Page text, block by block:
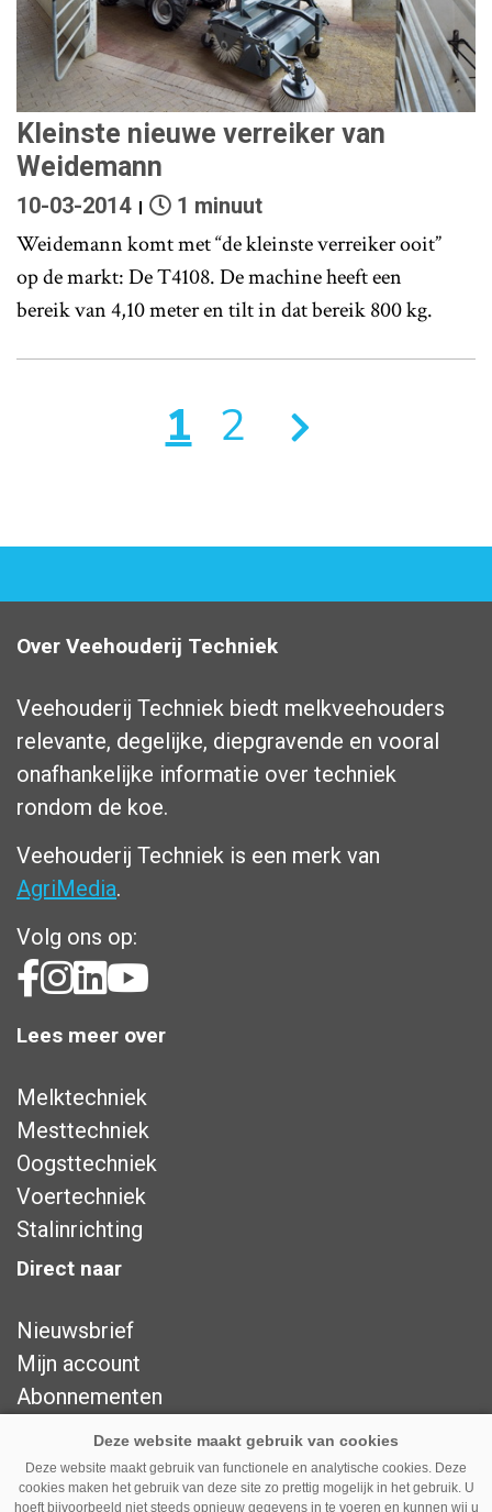
Kleinste nieuwe verreiker van
Weidemann
10-03-2014 1 minuut
Weidemann komt met “de kleinste verreiker ooit”
op de markt: De T4108. De machine heeft een
bereik van 4,10 meter en tilt in dat bereik 800 kg.
1 2
Over Veehouderij Techniek
Veehouderij Techniek biedt melkveehouders
relevante, degelijke, diepgravende en vooral
onafhankelijke informatie over techniek
rondom de koe.
Veehouderij Techniek is een merk van
AgriMedia.
Volg ons op:
Lees meer over
Melktechniek
Mesttechniek
Oogsttechniek
Voertechniek
Stalinrichting
Direct naar
Nieuwsbrief
Mijn account
Abonnementen
Adverteren
Over ons
Contact
Deze website maakt gebruik van functionele en analytische cookies. Deze
cookies maken het gebruik van deze site zo prettig mogelijk in het gebruik. U
hoeft bijvoorbeeld niet steeds opnieuw gegevens in te voeren en kunnen wij u